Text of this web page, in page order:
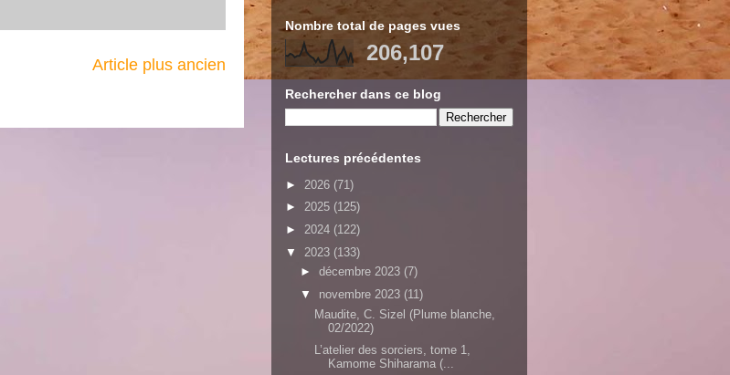
Article plus ancien
Nombre total de pages vues
206,107
Rechercher dans ce blog
Lectures précédentes
► 2026 (71)
► 2025 (125)
► 2024 (122)
▼ 2023 (133)
► décembre 2023 (7)
▼ novembre 2023 (11)
Maudite, C. Sizel (Plume blanche,
02/2022)
L’atelier des sorciers, tome 1,
Kamome Shiharama (...